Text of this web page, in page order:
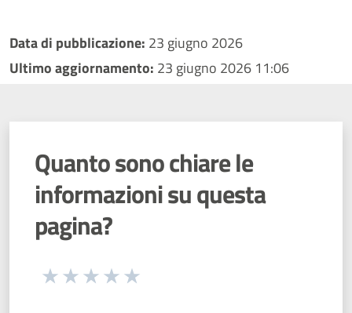
Data di pubblicazione: 23 giugno 2026
Ultimo aggiornamento: 23 giugno 2026 11:06
Quanto sono chiare le
informazioni su questa
pagina?
Seleziona una valutazione da 1 a 5 stelle